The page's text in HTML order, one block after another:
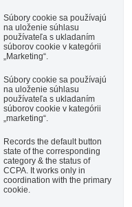
Súbory cookie sa používajú
na uloženie súhlasu
používateľa s ukladaním
súborov cookie v kategórii
„Marketing“.
Súbory cookie sa používajú
na uloženie súhlasu
používateľa s ukladaním
súborov cookie v kategórii
„marketing“.
Records the default button
state of the corresponding
category & the status of
CCPA. It works only in
coordination with the primary
cookie.